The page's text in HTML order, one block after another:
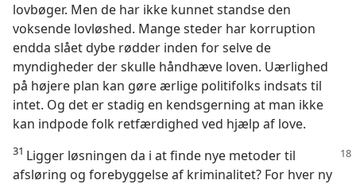
lovbøger. Men de har ikke kunnet standse den
voksende lovløshed. Mange steder har korruption
endda slået dybe rødder inden for selve de
myndigheder der skulle håndhæve loven. Uærlighed
på højere plan kan gøre ærlige politifolks indsats til
intet. Og det er stadig en kendsgerning at man ikke
kan indpode folk retfærdighed ved hjælp af love.
31 Ligger løsningen da i at finde nye metoder til
afsløring og forebyggelse af kriminalitet? For hver ny